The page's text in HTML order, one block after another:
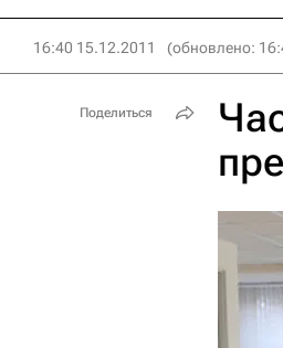
16:40 15.12.2011 (обновлено:
Поделиться